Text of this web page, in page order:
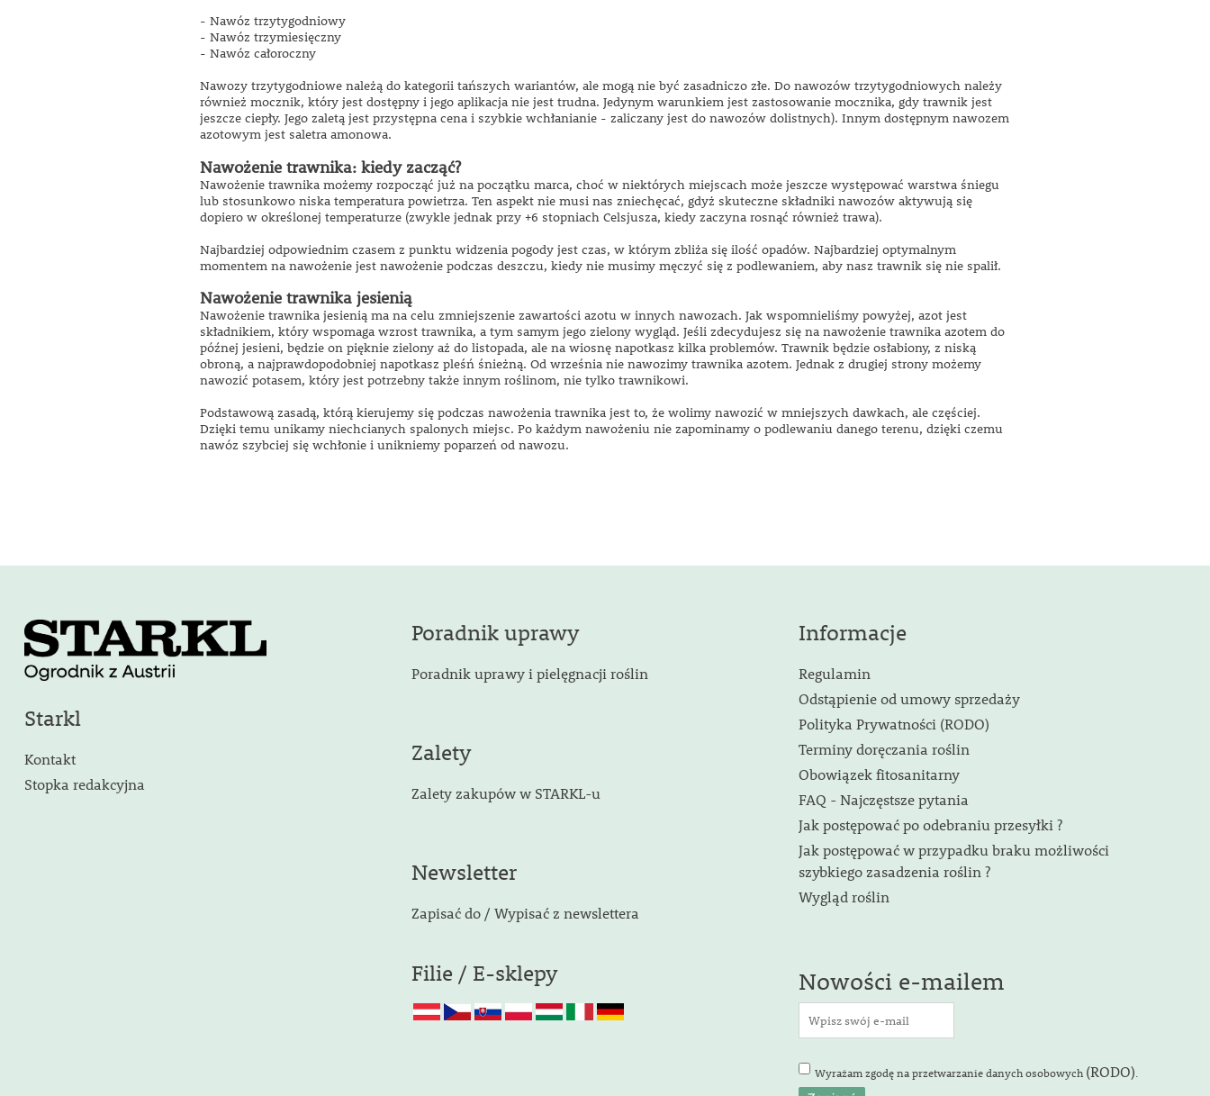
- Nawóz trzytygodniowy
- Nawóz trzymiesięczny
- Nawóz całoroczny
Nawozy trzytygodniowe należą do kategorii tańszych wariantów, ale mogą nie być zasadniczo złe. Do nawozów trzytygodniowych należy
również mocznik, który jest dostępny i jego aplikacja nie jest trudna. Jedynym warunkiem jest zastosowanie mocznika, gdy trawnik jest
jeszcze ciepły. Jego zaletą jest przystępna cena i szybkie wchłanianie - zaliczany jest do nawozów dolistnych). Innym dostępnym nawozem
azotowym jest saletra amonowa.
Nawożenie trawnika: kiedy zacząć?
Nawożenie trawnika możemy rozpocząć już na początku marca, choć w niektórych miejscach może jeszcze występować warstwa śniegu
lub stosunkowo niska temperatura powietrza. Ten aspekt nie musi nas zniechęcać, gdyż skuteczne składniki nawozów aktywują się
dopiero w określonej temperaturze (zwykle jednak przy +6 stopniach Celsjusza, kiedy zaczyna rosnąć również trawa).
Najbardziej odpowiednim czasem z punktu widzenia pogody jest czas, w którym zbliża się ilość opadów. Najbardziej optymalnym
momentem na nawożenie jest nawożenie podczas deszczu, kiedy nie musimy męczyć się z podlewaniem, aby nasz trawnik się nie spalił.
Nawożenie trawnika jesienią
Nawożenie trawnika jesienią ma na celu zmniejszenie zawartości azotu w innych nawozach. Jak wspomnieliśmy powyżej, azot jest
składnikiem, który wspomaga wzrost trawnika, a tym samym jego zielony wygląd. Jeśli zdecydujesz się na nawożenie trawnika azotem do
późnej jesieni, będzie on pięknie zielony aż do listopada, ale na wiosnę napotkasz kilka problemów. Trawnik będzie osłabiony, z niską
obroną, a najprawdopodobniej napotkasz pleśń śnieżną. Od września nie nawozimy trawnika azotem. Jednak z drugiej strony możemy
nawozić potasem, który jest potrzebny także innym roślinom, nie tylko trawnikowi.
Podstawową zasadą, którą kierujemy się podczas nawożenia trawnika jest to, że wolimy nawozić w mniejszych dawkach, ale częściej.
Dzięki temu unikamy niechcianych spalonych miejsc. Po każdym nawożeniu nie zapominamy o podlewaniu danego terenu, dzięki czemu
nawóz szybciej się wchłonie i unikniemy poparzeń od nawozu.
Starkl
Kontakt
Stopka redakcyjna
Poradnik uprawy
Poradnik uprawy i pielęgnacji roślin
Zalety
Zalety zakupów w STARKL-u
Newsletter
Zapisać do / Wypisać z newslettera
Filie / E-sklepy
Informacje
Regulamin
Odstąpienie od umowy sprzedaży
Polityka Prywatności (RODO)
Terminy doręczania roślin
Obowiązek fitosanitarny
FAQ - Najczęstsze pytania
Jak postępować po odebraniu przesyłki ?
Jak postępować w przypadku braku możliwości
szybkiego zasadzenia roślin ?
Wygląd roślin
Nowości e-mailem
Wyrażam zgodę na przetwarzanie danych osobowych (RODO)